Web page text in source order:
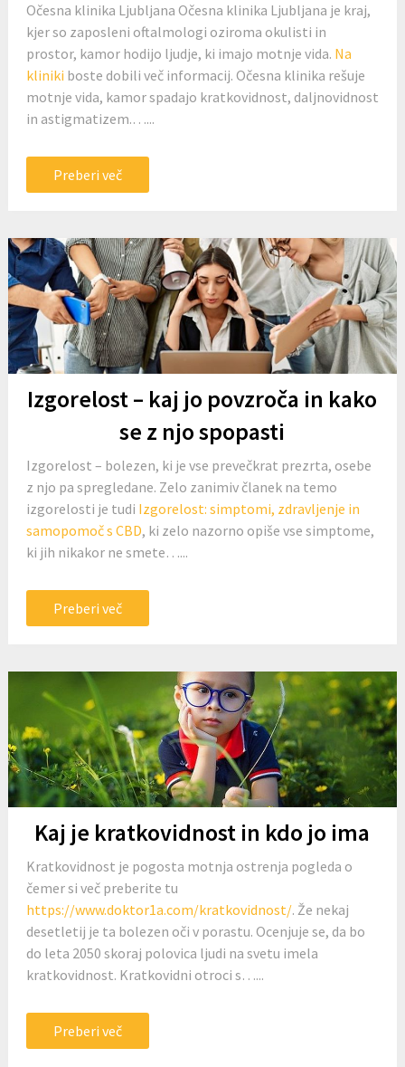
Očesna klinika Ljubljana Očesna klinika Ljubljana je kraj,
kjer so zaposleni oftalmologi oziroma okulisti in
prostor, kamor hodijo ljudje, ki imajo motnje vida. Na
kliniki boste dobili več informacij. Očesna klinika rešuje
motnje vida, kamor spadajo kratkovidnost, daljnovidnost
in astigmatizem.…...
Preberi več
Izgorelost – kaj jo povzroča in kako
se z njo spopasti
Izgorelost – bolezen, ki je vse prevečkrat prezrta, osebe
z njo pa spregledane. Zelo zanimiv članek na temo
izgorelosti je tudi Izgorelost: simptomi, zdravljenje in
samopomoč s CBD, ki zelo nazorno opiše vse simptome,
ki jih nikakor ne smete…...
Preberi več
Kaj je kratkovidnost in kdo jo ima
Kratkovidnost je pogosta motnja ostrenja pogleda o
čemer si več preberite tu
https://www.doktor1a.com/kratkovidnost/. Že nekaj
desetletij je ta bolezen oči v porastu. Ocenjuje se, da bo
do leta 2050 skoraj polovica ljudi na svetu imela
kratkovidnost. Kratkovidni otroci s…...
Preberi več